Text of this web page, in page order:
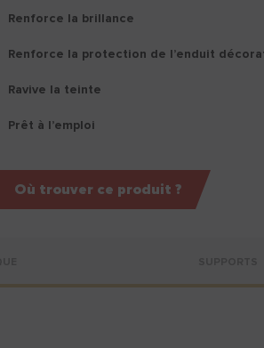
Renforce la brillance
Renforce la protection de l’enduit
Ravive la teinte
Prêt à l’emploi
Où trouver ce produit ?